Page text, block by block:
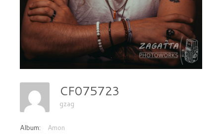
CF075723
gzag
Album:
Amon